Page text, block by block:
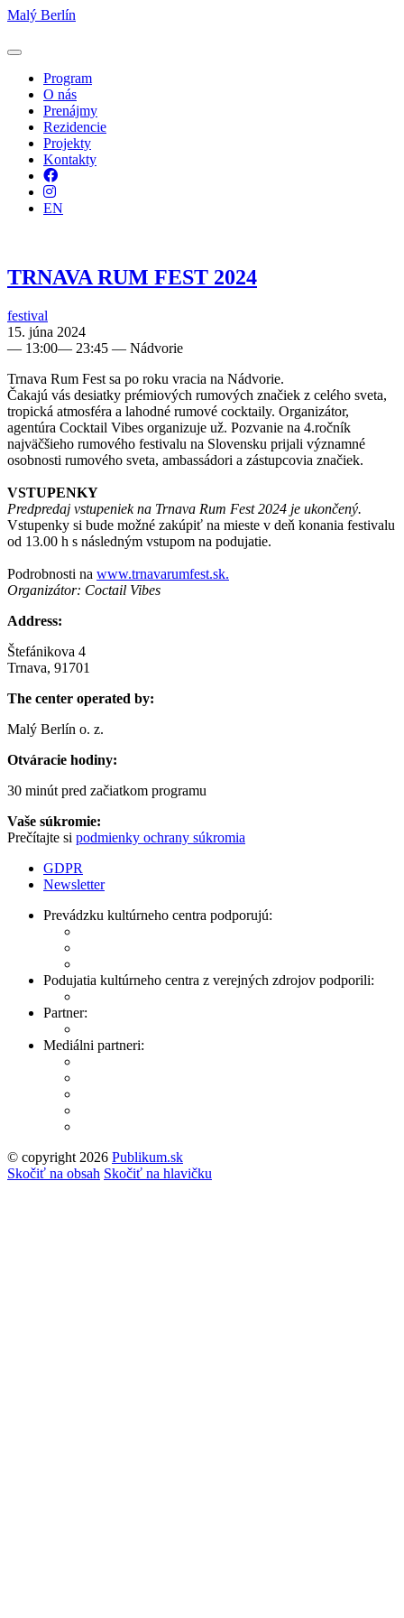
Malý Berlín
Program
O nás
Prenájmy
Rezidencie
Projekty
Kontakty
Facebook
Instagram
EN
TRNAVA RUM FEST 2024
festival
15. júna 2024
— 13:00— 23:45 — Nádvorie
Trnava Rum Fest sa po roku vracia na Nádvorie.
Čakajú vás desiatky prémiových rumových značiek z celého sveta,
tropická atmosféra a lahodné rumové cocktaily. Organizátor,
agentúra Cocktail Vibes organizuje už. Pozvanie na 4.ročník
najväčšieho rumového festivalu na Slovensku prijali významné
osobnosti rumového sveta, ambassádori a zástupcovia značiek.
VSTUPENKY
Predpredaj vstupeniek na Trnava Rum Fest 2024 je ukončený.
Vstupenky si bude možné zakúpiť na mieste v deň konania festivalu
od 13.00 h s následným vstupom na podujatie.
Podrobnosti na www.trnavarumfest.sk.
Organizátor: Coctail Vibes
Address:
Štefánikova 4
Trnava, 91701
The center operated by:
Malý Berlín o. z.
Otváracie hodiny:
30 minút pred začiatkom programu
Vaše súkromie:
Prečítajte si podmienky ochrany súkromia
GDPR
Newsletter
Prevádzku kultúrneho centra podporujú:
Podujatia kultúrneho centra z verejných zdrojov podporili:
Partner:
Mediálni partneri:
© copyright 2026 Publikum.sk
Tvorba stránok: Enjoy
Skočiť na obsah Skočiť na hlavičku